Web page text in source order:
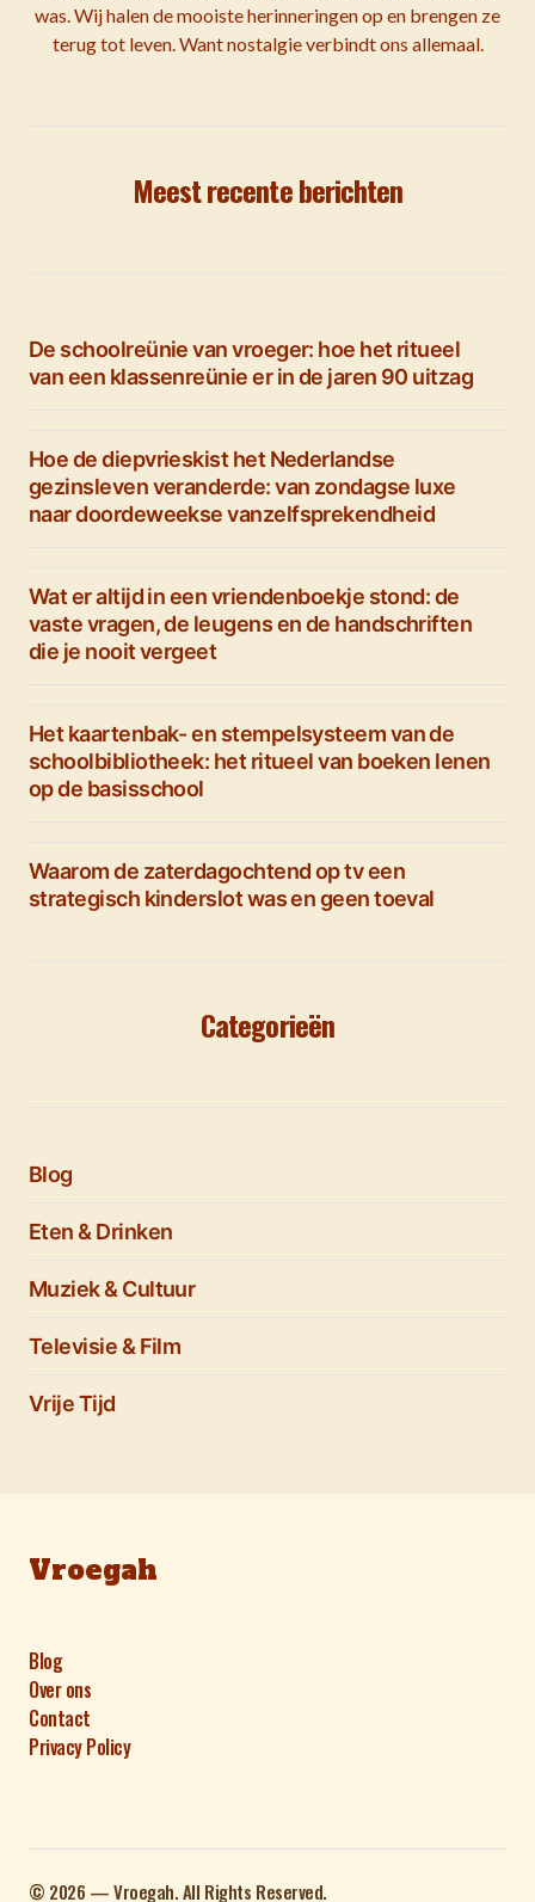
was. Wij halen de mooiste herinneringen op en brengen ze
terug tot leven. Want nostalgie verbindt ons allemaal.
Meest recente berichten
De schoolreünie van vroeger: hoe het ritueel
van een klassenreünie er in de jaren 90 uitzag
Hoe de diepvrieskist het Nederlandse
gezinsleven veranderde: van zondagse luxe
naar doordeweekse vanzelfsprekendheid
Wat er altijd in een vriendenboekje stond: de
vaste vragen, de leugens en de handschriften
die je nooit vergeet
Het kaartenbak- en stempelsysteem van de
schoolbibliotheek: het ritueel van boeken lenen
op de basisschool
Waarom de zaterdagochtend op tv een
strategisch kinderslot was en geen toeval
Categorieën
Blog
Eten & Drinken
Muziek & Cultuur
Televisie & Film
Vrije Tijd
Vroegah
Blog
Over ons
Contact
Privacy Policy
©️ 2026 — Vroegah. All Rights Reserved.